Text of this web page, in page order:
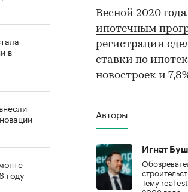
Весной 2020
ипотечным
регистрации
ставки по
новостроек и
Авторы
Игнат
Тему real
в
году